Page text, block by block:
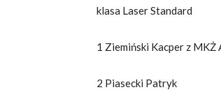
klasa Laser Standard
1 Ziemiński Kacper z MKŻ
2 Piasecki Patryk